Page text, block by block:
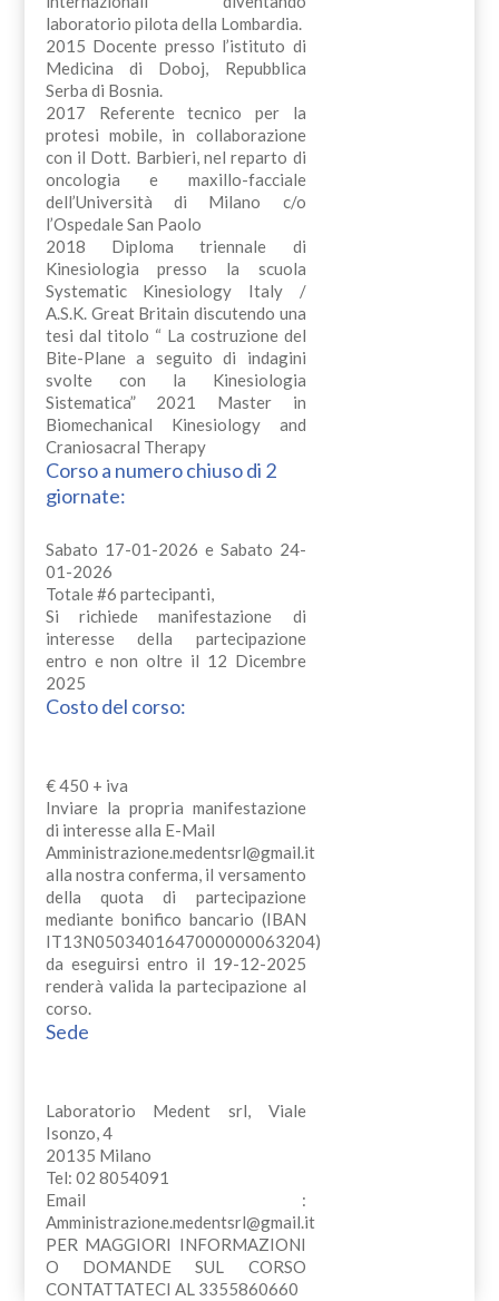
laboratorio pilota della Lombardia.
2015 Docente presso l’istituto di
Medicina di Doboj, Repubblica
Serba di Bosnia.
2017 Referente tecnico per la
protesi mobile, in collaborazione
con il Dott. Barbieri, nel reparto di
oncologia e maxillo-facciale
dell’Università di Milano c/o
l’Ospedale San Paolo
2018 Diploma triennale di
Kinesiologia presso la scuola
Systematic Kinesiology Italy /
A.S.K. Great Britain discutendo una
tesi dal titolo “ La costruzione del
Bite-Plane a seguito di indagini
svolte con la Kinesiologia
Sistematica” 2021 Master in
Biomechanical Kinesiology and
Craniosacral Therapy
Corso a numero chiuso di 2
giornate:
Sabato 17-01-2026 e Sabato 24-
01-2026
Totale #6 partecipanti,
Si richiede manifestazione di
interesse della partecipazione
entro e non oltre il 12 Dicembre
2025
Costo del corso:
€ 450 + iva
Inviare la propria manifestazione
di interesse alla E-Mail
Amministrazione.medentsrl@gmail.it
alla nostra conferma, il versamento
della quota di partecipazione
mediante bonifico bancario (IBAN
IT13N0503401647000000063204)
da eseguirsi entro il 19-12-2025
renderà valida la partecipazione al
corso.
Sede
Laboratorio Medent srl, Viale
Isonzo, 4
20135 Milano
Tel: 02 8054091
Email :
Amministrazione.medentsrl@gmail.it
PER MAGGIORI INFORMAZIONI
O DOMANDE SUL CORSO
CONTATTATECI AL 3355860660